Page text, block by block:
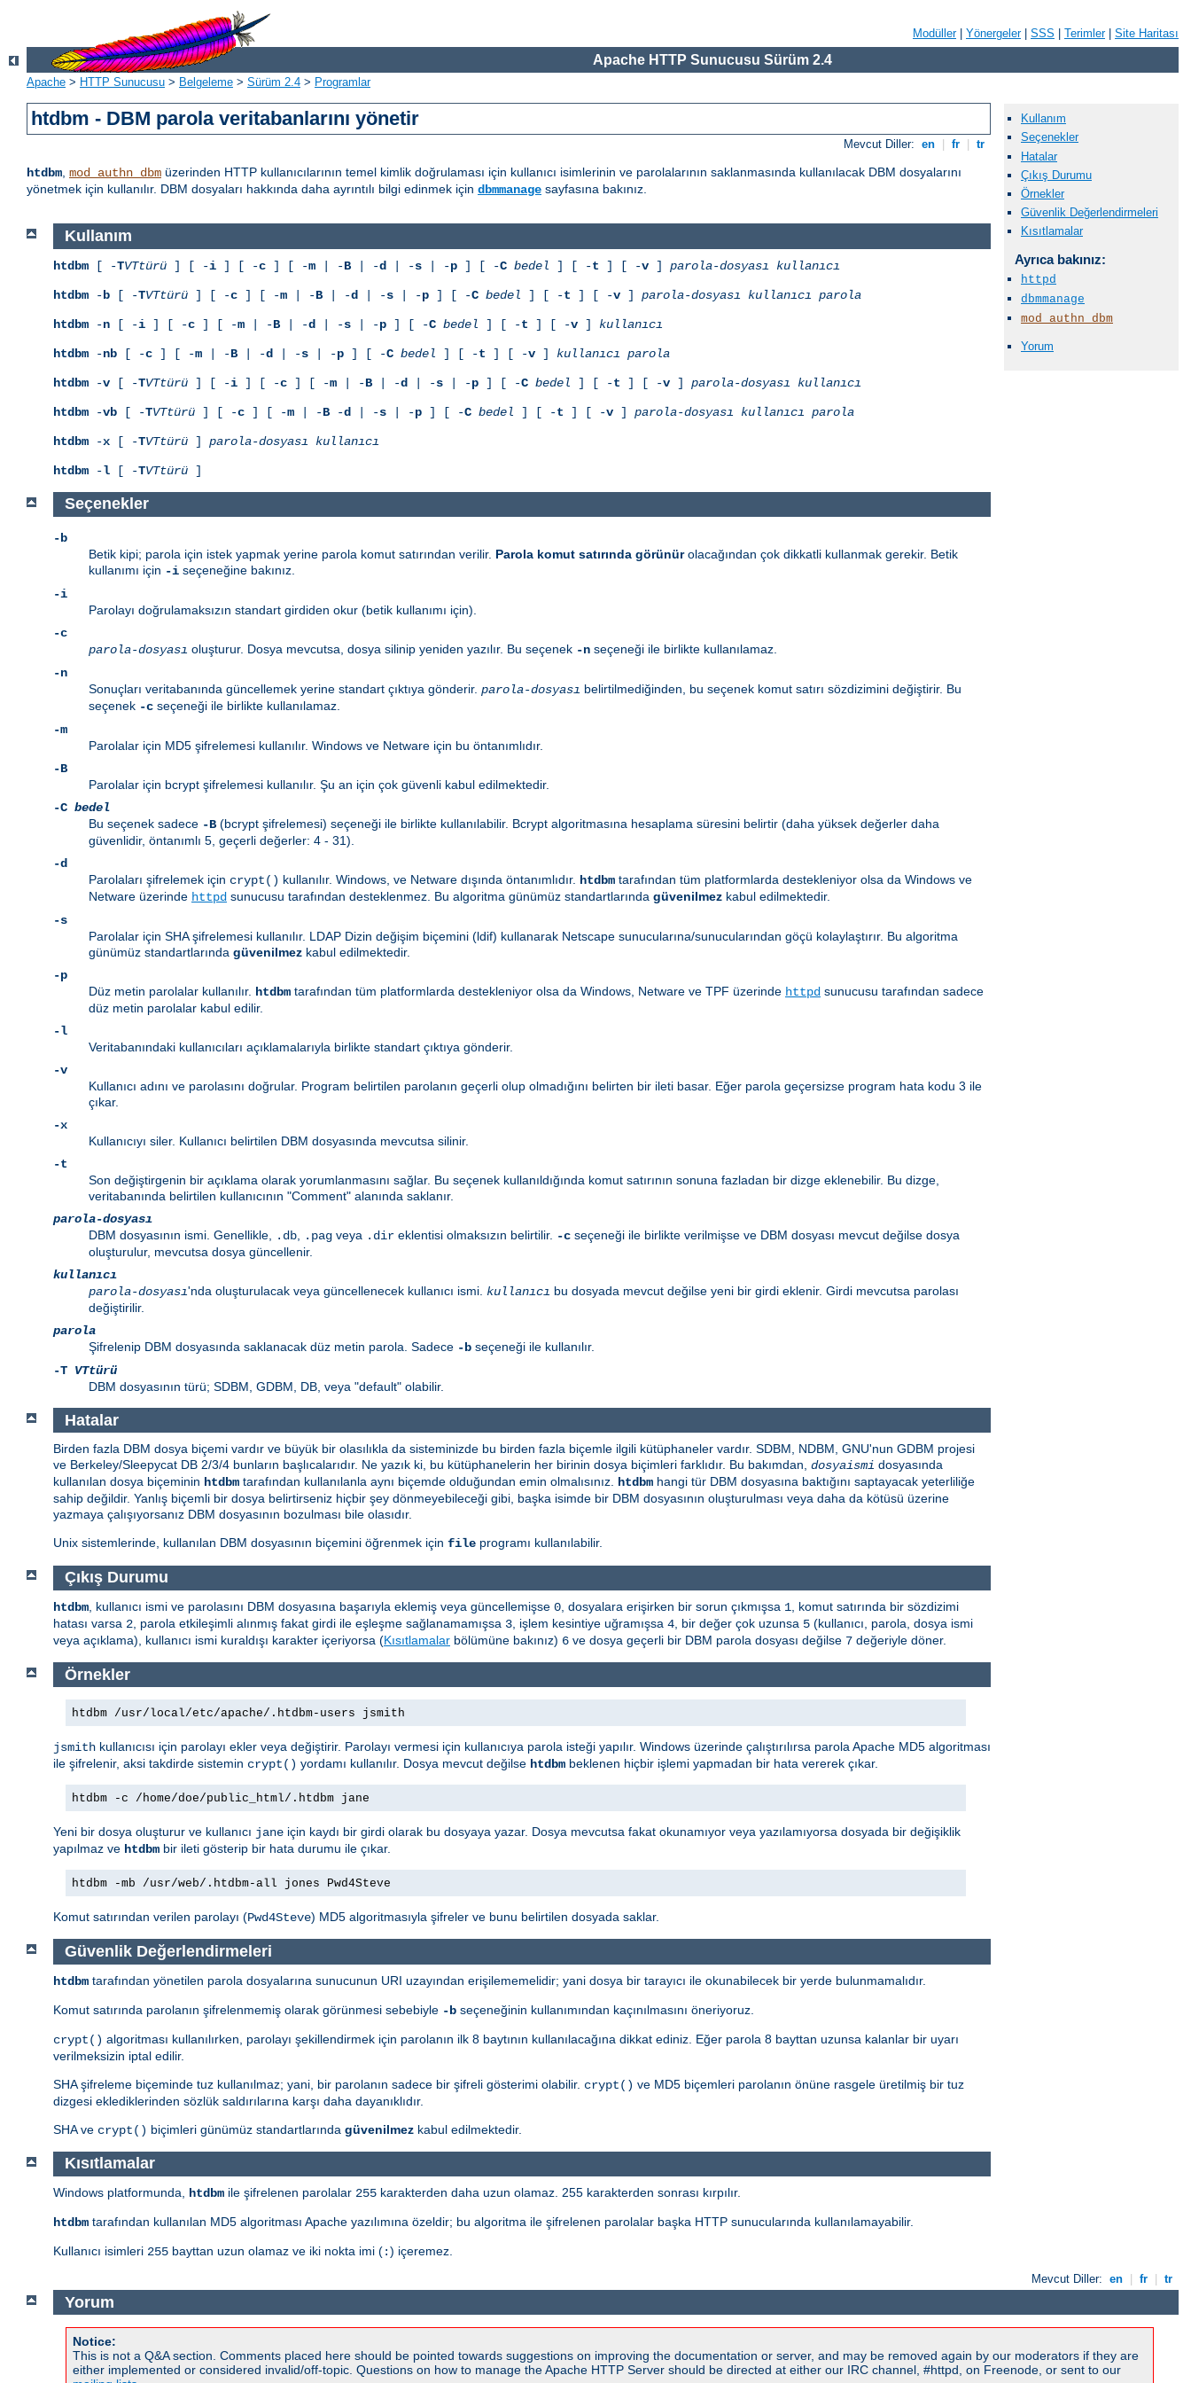
Modüller| Yönergeler| SSS Terimler| Site Haritası
Apache HTTP Sunucusu Sürüm 2.4
Apache > HTTP Sunucusu > Belgeleme > Sürüm 2.4 > Programlar
htdbm - DBM parola veritabanlarını yönetir
Mevcut Diller: en fr tr
htdbm, mod_authn_dbm üzerinden HTTP kullanıcılarının temel kimlik doğrulaması için kullanıcı isimlerinin ve parolalarının saklanmasında kullanılacak DBM dosyalarını
yönetmek için kullanılır. DBM dosyaları hakkında daha ayrıntılı bilgi edinmek için dbmmanage sayfasına bakınız.
Kullanım
Seçenekler
Hatalar
Çıkış Durumu
Örnekler
Güvenlik Değerlendirmeleri
Kısıtlamalar
Ayrıca bakınız:
httpd
dbmmanage
mod_authn_dbm
Yorum
Kullanım
htdbm [ -TVTtürü ] [ -i ] [ -c ] [ -m | -B | -d | -s | -p ] [ -C bedel ] [ -t ] [ -v ] parola-dosyası kullanıcı
htdbm -b [ -TVTtürü ] [ -c ] [ -m | -B | -d | -s | -p ] [ -C bedel ] [ -t ] [ -v ] parola-dosyası kullanıcı parola
htdbm -n [ -i ] [ -c ] [ -m | -B | -d | -s | -p ] [ -C bedel ] [ -t ] [ -v ] kullanıcı
htdbm -nb [ -c ] [ -m | -B | -d | -s | -p ] [ -C bedel ] [ -t ] [ -v ] kullanıcı parola
htdbm -v [ -TVTtürü ] [ -i ] [ -c ] [ -m | -B | -d | -s | -p ] [ -C bedel ] [ -t ] [ -v ] parola-dosyası kullanıcı
htdbm -vb [ -TVTtürü ] [ -c ] [ -m | -B -d | -s | -p ] [ -C bedel ] [ -t ] [ -v ] parola-dosyası kullanıcı parola
htdbm -x [ -TVTtürü ] parola-dosyası kullanıcı
htdbm -l [ -TVTtürü ]
Seçenekler
-b
Betik kipi; parola için istek yapmak yerine parola komut satırından verilir. Parola komut satırında görünürolacağından çok dikkatli kullanmak gerekir. Betik
kullanımı için -i seçeneğine bakınız.
-i
Parolayı doğrulamaksızın standart girdiden okur (betik kullanımı için).
-c
parola-dosyası oluşturur. Dosya mevcutsa, dosya silinip yeniden yazılır. Bu seçenek -n seçeneği ile birlikte kullanılamaz.
-n
Sonuçları veritabanında güncellemek yerine standart çıktıya gönderir. parola-dosyası belirtilmediğinden, bu seçenek komut satırı sözdizimini değiştirir. Bu
seçenek -c seçeneği ile birlikte kullanılamaz.
-m
Parolalar için MD5 şifrelemesi kullanılır. Windows ve Netware için bu öntanımlıdır.
-B
Parolalar için bcrypt şifrelemesi kullanılır. Şu an için çok güvenli kabul edilmektedir.
-C bedel
Bu seçenek sadece -B (bcrypt şifrelemesi) seçeneği ile birlikte kullanılabilir. Bcrypt algoritmasına hesaplama süresini belirtir (daha yüksek değerler daha
güvenlidir, öntanımlı 5, geçerli değerler: 4 - 31).
-d
Parolaları şifrelemek için crypt() kullanılır. Windows, ve Netware dışında öntanımlıdır. htdbm tarafından tüm platformlarda destekleniyor olsa da Windows ve
Netware üzerinde httpd sunucusu tarafından desteklenmez. Bu algoritma günümüz standartlarında güvenilmez kabul edilmektedir.
-s
Parolalar için SHA şifrelemesi kullanılır. LDAP Dizin değişim biçemini (ldif) kullanarak Netscape sunucularına/sunucularından göçü kolaylaştırır. Bu algoritma
günümüz standartlarında güvenilmez kabul edilmektedir.
-p
Düz metin parolalar kullanılır. htdbm tarafından tüm platformlarda destekleniyor olsa da Windows, Netware ve TPF üzerinde httpd sunucusu tarafından sadece
düz metin parolalar kabul edilir.
-l
Veritabanındaki kullanıcıları açıklamalarıyla birlikte standart çıktıya gönderir.
-v
Kullanıcı adını ve parolasını doğrular. Program belirtilen parolanın geçerli olup olmadığını belirten bir ileti basar. Eğer parola geçersizse program hata kodu 3 ile
çıkar.
-x
Kullanıcıyı siler. Kullanıcı belirtilen DBM dosyasında mevcutsa silinir.
-t
Son değiştirgenin bir açıklama olarak yorumlanmasını sağlar. Bu seçenek kullanıldığında komut satırının sonuna fazladan bir dizge eklenebilir. Bu dizge,
veritabanında belirtilen kullanıcının "Comment" alanında saklanır.
parola-dosyası
DBM dosyasının ismi. Genellikle,
.db .pag veya .dir eklentisi olmaksızın belirtilir. -c seçeneği ile birlikte verilmişse ve DBM dosyası mevcut değilse dosya
oluşturulur, mevcutsa dosya güncellenir.
kullanıcı
parola-dosyası'nda oluşturulacak veya güncellenecek kullanıcı ismi. kullanıcı bu dosyada mevcut değilse yeni bir girdi eklenir. Girdi mevcutsa parolası
değiştirilir.
parola
Şifrelenip DBM dosyasında saklanacak düz metin parola. Sadece -b seçeneği ile kullanılır.
-T VTtürü
DBM dosyasının türü; SDBM, GDBM, DB, veya "default" olabilir.
Hatalar
Birden fazla DBM dosya biçemi vardır ve büyük bir olasılıkla da sisteminizde bu birden fazla biçemle ilgili kütüphaneler vardır. SDBM, NDBM, GNU'nun GDBM projesi
ve Berkeley/Sleepycat DB 2/3/4 bunların başlıcalarıdır. Ne yazık ki, bu kütüphanelerin her birinin dosya biçimleri farklıdır. Bu bakımdan, dosyaismi dosyasında
kullanılan dosya biçeminin htdbm tarafından kullanılanla aynı biçemde olduğundan emin olmalısınız. htdbm hangi tür DBM dosyasına baktığını saptayacak yeterliliğe
sahip değildir. Yanlış biçemli bir dosya belirtirseniz hiçbir şey dönmeyebileceği gibi, başka isimde bir DBM dosyasının oluşturulması veya daha da kötüsü üzerine
yazmaya çalışıyorsanız DBM dosyasının bozulması bile olasıdır.
Unix sistemlerinde, kullanılan DBM dosyasının biçemini öğrenmek için file programı kullanılabilir.
Çıkış Durumu
htdbm , kullanıcı ismi ve parolasını DBM dosyasına başarıyla eklemiş veya güncellemişse 0 , dosyalara erişirken bir sorun çıkmışsa 1 , komut satırında bir sözdizimi
hatası varsa 2 , parola etkileşimli alınmış fakat girdi ile eşleşme sağlanamamışsa 3 , işlem kesintiye uğramışsa 4 , bir değer çok uzunsa 5 (kullanıcı, parola, dosya ismi
veya açıklama), kullanıcı ismi kuraldışı karakter içeriyorsa (Kısıtlamalar bölümüne bakınız) 6 ve dosya geçerli bir DBM parola dosyası değilse 7 değeriyle döner.
Örnekler
htdbm /usr/local/etc/apache/.htdbm-users jsmith
jsmith kullanıcısı için parolayı ekler veya değiştirir. Parolayı vermesi için kullanıcıya parola isteği yapılır. Windows üzerinde çalıştırılırsa parola Apache MD5 algoritması
ile şifrelenir, aksi takdirde sistemin crypt() yordamı kullanılır. Dosya mevcut değilse htdbm beklenen hiçbir işlemi yapmadan bir hata vererek çıkar.
htdbm -c /home/doe/public_html/.htdbm jane
Yeni bir dosya oluşturur ve kullanıcı jane için kaydı bir girdi olarak bu dosyaya yazar. Dosya mevcutsa fakat okunamıyor veya yazılamıyorsa dosyada bir değişiklik
yapılmaz ve htdbm bir ileti gösterip bir hata durumu ile çıkar.
htdbm -mb /usr/web/.htdbm-all jones Pwd4Steve
Komut satırından verilen parolayı (Pwd4Steve) MD5 algoritmasıyla şifreler ve bunu belirtilen dosyada saklar.
Güvenlik Değerlendirmeleri
htdbm tarafından yönetilen parola dosyalarına sunucunun URI uzayından erişilememelidir; yani dosya bir tarayıcı ile okunabilecek bir yerde bulunmamalıdır.
Komut satırında parolanın şifrelenmemiş olarak görünmesi sebebiyle -b seçeneğinin kullanımından kaçınılmasını öneriyoruz.
crypt() algoritması kullanılırken, parolayı şekillendirmek için parolanın ilk 8 baytının kullanılacağına dikkat ediniz. Eğer parola 8 bayttan uzunsa kalanlar bir uyarı
verilmeksizin iptal edilir.
SHA şifreleme biçeminde tuz kullanılmaz; yani, bir parolanın sadece bir şifreli gösterimi olabilir. crypt() ve MD5 biçemleri parolanın önüne rasgele üretilmiş bir tuz
dizgesi eklediklerinden sözlük saldırılarına karşı daha dayanıklıdır.
SHA ve crypt() biçimleri günümüz standartlarında güvenilmez kabul edilmektedir.
Kısıtlamalar
Windows platformunda, htdbm ile şifrelenen parolalar 255 karakterden daha uzun olamaz. 255 karakterden sonrası kırpılır.
htdbm tarafından kullanılan MD5 algoritması Apache yazılımına özeldir; bu algoritma ile şifrelenen parolalar başka HTTP sunucularında kullanılamayabilir.
Kullanıcı isimleri 255 bayttan uzun olamaz ve iki nokta imi (:) içeremez.
Mevcut Diller: en fr tr
Yorum
Notice:
This is not a Q&A section. Comments placed here should be pointed towards suggestions on improving the documentation or server, and may be removed again by our moderators if they are
either implemented or considered invalid/off-topic. Questions on how to manage the Apache HTTP Server should be directed at either our IRC channel, #httpd, on Freenode, or sent to our